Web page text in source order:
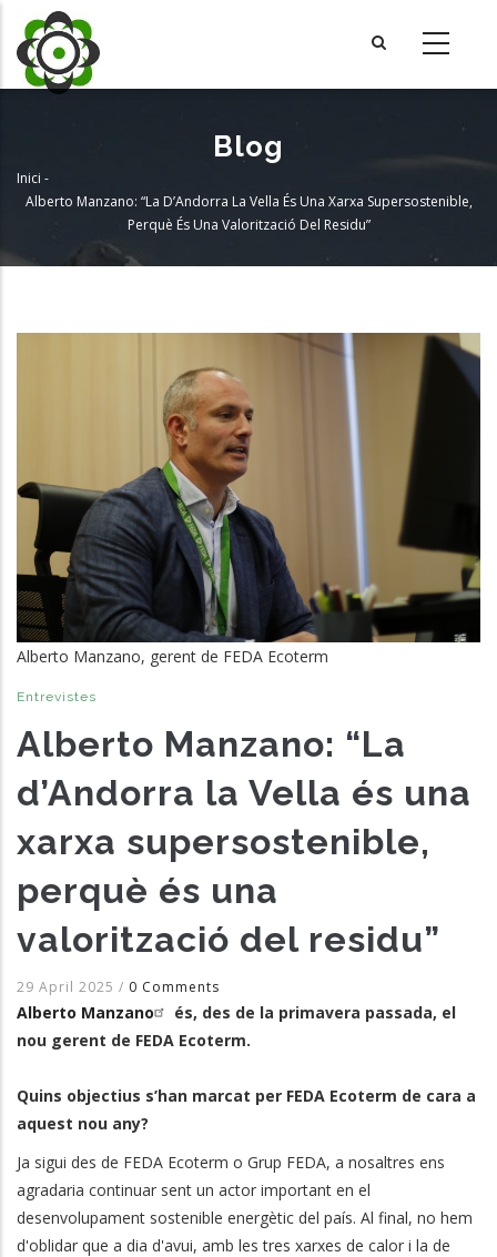
contingut
Blog
Fil
d'Ariadna
Inici -
Alberto Manzano: “La D’Andorra La Vella És Una Xarxa Supersostenible,
Perquè És Una Valorització Del Residu”
Alberto Manzano, gerent de FEDA Ecoterm
Entrevistes
Alberto Manzano: “La
d’Andorra la Vella és una
xarxa supersostenible,
perquè és una
valorització del residu”
29 April 2025 / 0 Comments
Alberto Manzano
és, des de la primavera passada, el
nou gerent de FEDA Ecoterm.
Quins objectius s’han marcat per FEDA Ecoterm de cara a
aquest nou any?
Ja sigui des de FEDA Ecoterm o Grup FEDA, a nosaltres ens
agradaria continuar sent un actor important en el
desenvolupament sostenible energètic del país. Al final, no hem
d'oblidar que a dia d'avui, amb les tres xarxes de calor i la de